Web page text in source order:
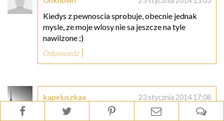
Kiedys z pewnoscia sprobuje, obecnie jednak
mysle, ze moje wlosy nie sa jeszcze na tyle
nawilzone ;)
Odpowiedz
kapeluszkaa 23 stycznia 2014 17:08
Jeszcze nigdy nie próbowałam ale napewno